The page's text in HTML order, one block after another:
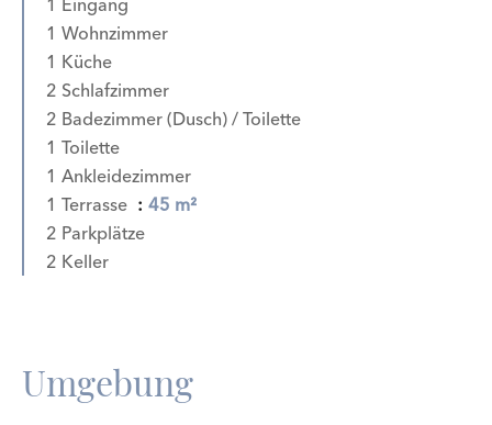
1 Eingang
1 Wohnzimmer
1 Küche
2 Schlafzimmer
2 Badezimmer (Dusch) / Toilette
1 Toilette
1 Ankleidezimmer
1 Terrasse
45 m²
2 Parkplätze
2 Keller
Umgebung